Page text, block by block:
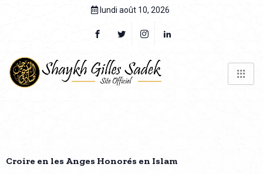
lundi août 10, 2026
Croire en les Anges Honorés en Islam